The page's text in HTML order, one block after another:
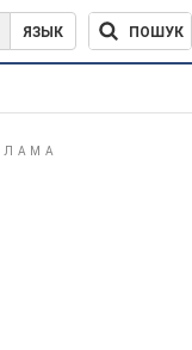
ЯЗЫК ПОШУК